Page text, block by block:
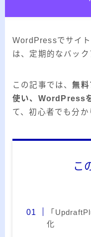
2026
カテゴリー
カテゴリー
WordPressでサイ
は、定期的なバック
この記事では、無
使い、WordPress
て、初心者でも分か
こ
「
化